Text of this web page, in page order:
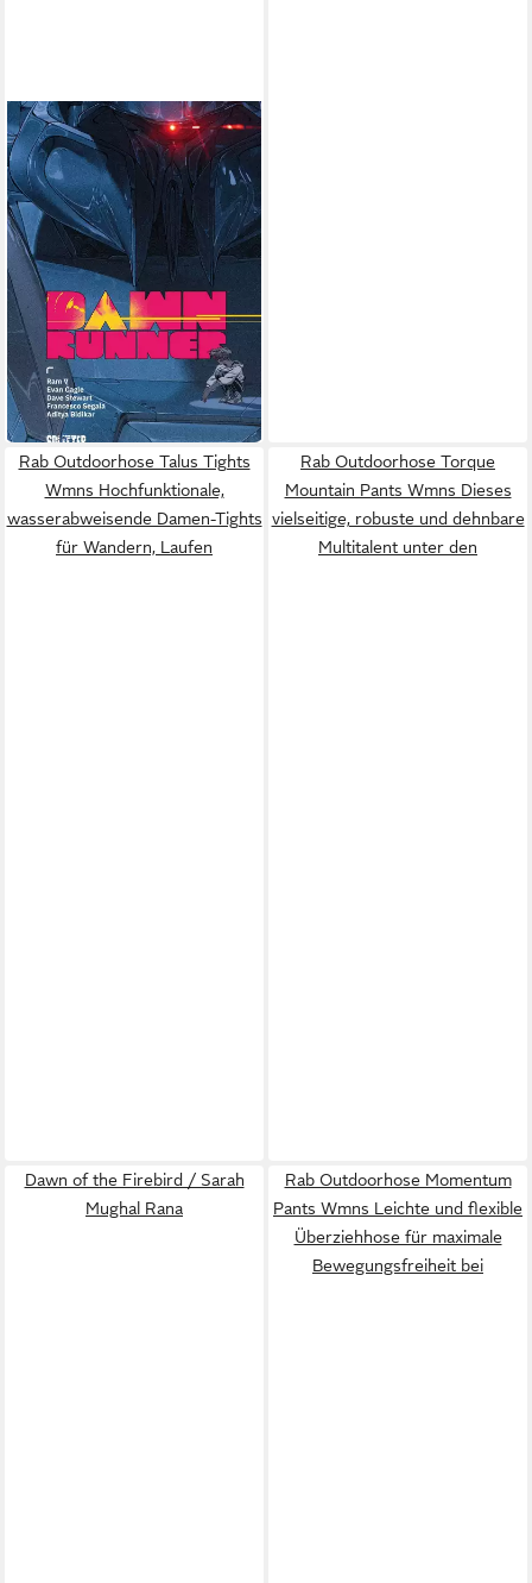
Dawnrunner / Ram V.
28,00 €
Rab Outdoorhose Talus Tights
Wmns Hochfunktionale,
wasserabweisende Damen-Tights
für Wandern, Laufen
Rab Outdoorhose Torque
Mountain Pants Wmns Dieses
vielseitige, robuste und dehnbare
Multitalent unter den
Dawn of the Firebird / Sarah
Mughal Rana
Rab Outdoorhose Momentum
Pants Wmns Leichte und flexible
Überziehhose für maximale
Bewegungsfreiheit bei